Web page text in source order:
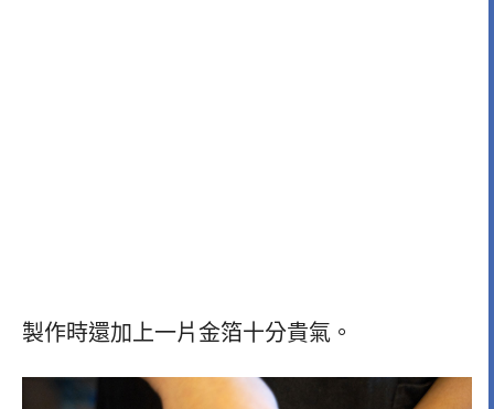
製作時還加上一片金箔十分貴氣。